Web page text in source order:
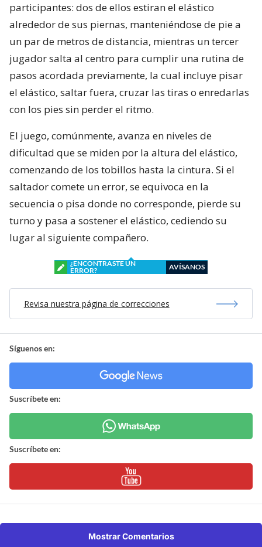
participantes: dos de ellos estiran el elástico
alrededor de sus piernas, manteniéndose de pie a
un par de metros de distancia, mientras un tercer
jugador salta al centro para cumplir una rutina de
pasos acordada previamente, la cual incluye pisar
el elástico, saltar fuera, cruzar las tiras o enredarlas
con los pies sin perder el ritmo.
El juego, comúnmente, avanza en niveles de
dificultad que se miden por la altura del elástico,
comenzando de los tobillos hasta la cintura. Si el
saltador comete un error, se equivoca en la
secuencia o pisa donde no corresponde, pierde su
turno y pasa a sostener el elástico, cediendo su
lugar al siguiente compañero.
¿ENCONTRASTE UN
ERROR?
AVÍSANOS
Revisa nuestra página de correcciones
Síguenos en:
Suscríbete en:
Suscríbete en:
Mostrar Comentarios